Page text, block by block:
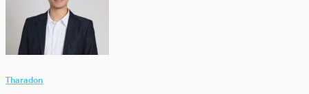
Tharadon